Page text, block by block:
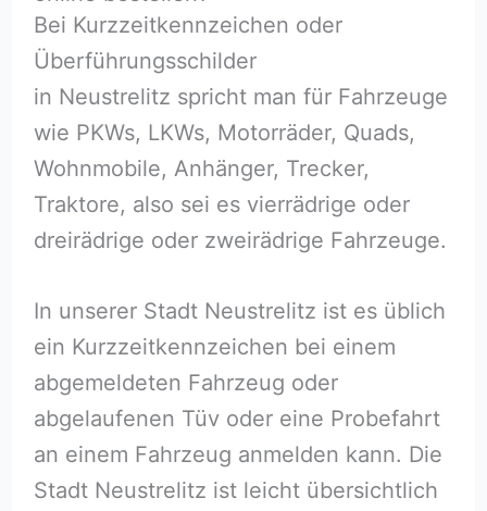
Bei Kurzzeitkennzeichen oder
Überführungsschilder
in Neustrelitz spricht man für Fahrzeuge
wie PKWs, LKWs, Motorräder, Quads,
Wohnmobile, Anhänger, Trecker,
Traktore, also sei es vierrädrige oder
dreirädrige oder zweirädrige Fahrzeuge.
In unserer Stadt Neustrelitz ist es üblich
ein Kurzzeitkennzeichen bei einem
abgemeldeten Fahrzeug oder
abgelaufenen Tüv oder eine Probefahrt
an einem Fahrzeug anmelden kann. Die
Stadt Neustrelitz ist leicht übersichtlich